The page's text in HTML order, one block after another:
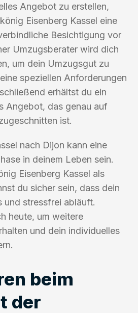
Angebot zu erstellen,
Eisenberg Kassel eine
Besichtigung vor
Umzugsberater wird dich
um dein Umzugsgut zu
speziellen Anforderungen
erhältst du ein
Angebot, das genau auf
ist.
nach Dijon kann eine
in deinem Leben sein.
Eisenberg Kassel als
du sicher sein, dass dein
und stressfrei abläuft.
heute, um weitere
und dein individuelles
beim
der